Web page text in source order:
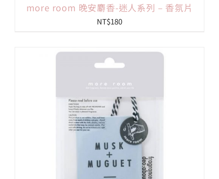
more room 晚安麝香-迷人系列 – 香氛片
NT$180